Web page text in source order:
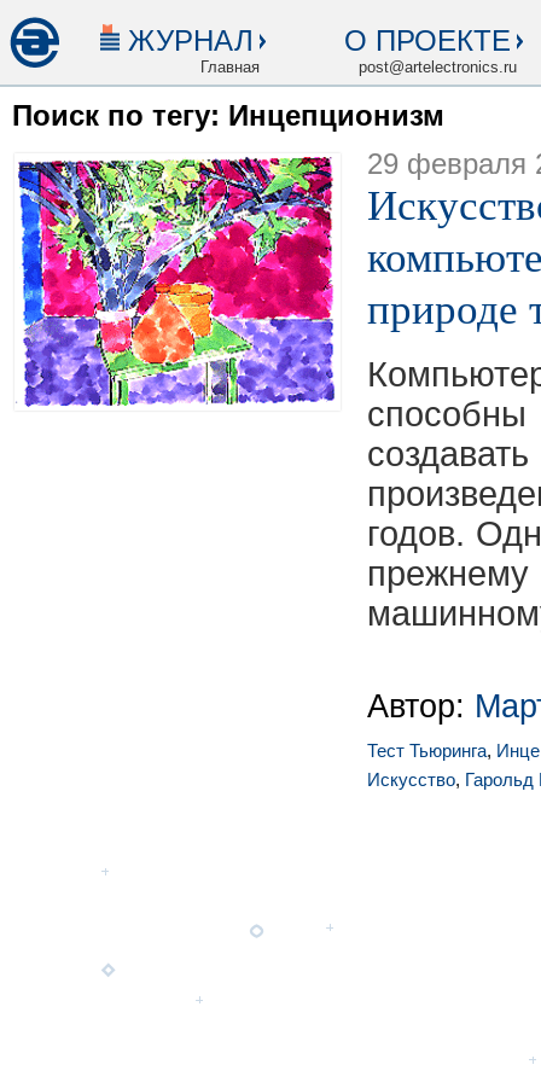
ЖУРНАЛ
Главная
О ПРОЕКТЕ
post@artelectronics.ru
Поиск по тегу: Инцепционизм
29 февраля
природе
годов.
Автор:
Тест Тьюринга,
Искусство, Гарольд